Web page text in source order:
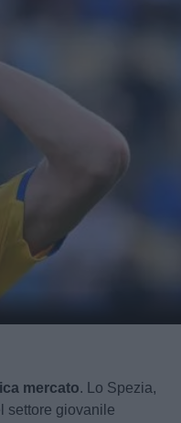
mercato. Lo Spezia,
settore giovanile